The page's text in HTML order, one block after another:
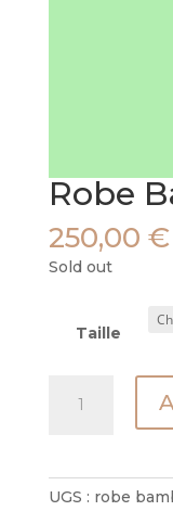
Robe
250,00 €
Sold out
Taille
UGS : robe